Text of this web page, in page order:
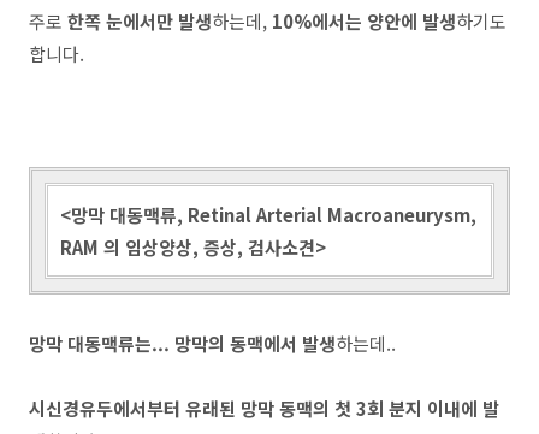
주로 한쪽 눈에서만 발생하는데, 10%에서는 양안에 발생하기도
합니다.
<망막 대동맥류, Retinal Arterial Macroaneurysm,
RAM 의 임상양상, 증상, 검사소견>
망막 대동맥류는... 망막의 동맥에서 발생하는데..
시신경유두에서부터 유래된 망막 동맥의 첫 3회 분지 이내에 발